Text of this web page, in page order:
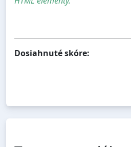
Dosiahnuté skóre: